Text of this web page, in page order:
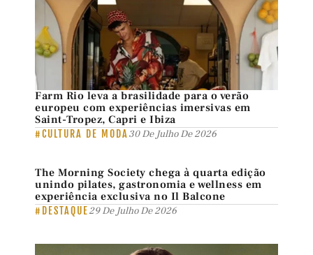
Farm Rio leva a brasilidade para o verão
europeu com experiências imersivas em
Saint-Tropez, Capri e Ibiza
#CULTURA DE MODA30 De Julho De 2026
The Morning Society chega à quarta edição
unindo pilates, gastronomia e wellness em
experiência exclusiva no Il Balcone
#DESTAQUE29 De Julho De 2026